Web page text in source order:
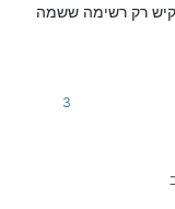
רק רשימה ששמה
3